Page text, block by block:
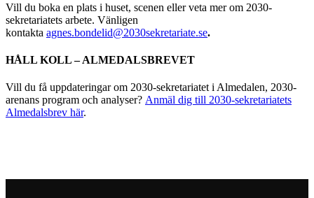
Vill du boka en plats i huset, scenen eller veta mer om 2030-
sekretariatets arbete. Vänligen
kontakta agnes.bondelid@2030sekretariate.se.
HÅLL KOLL – ALMEDALSBREVET
Vill du få uppdateringar om 2030-sekretariatet i Almedalen, 2030-
arenans program och analyser? Anmäl dig till 2030-sekretariatets
Almedalsbrev här.